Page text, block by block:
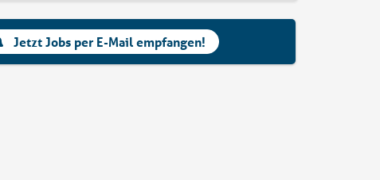
Jetzt Jobs per E-Mail empfangen!